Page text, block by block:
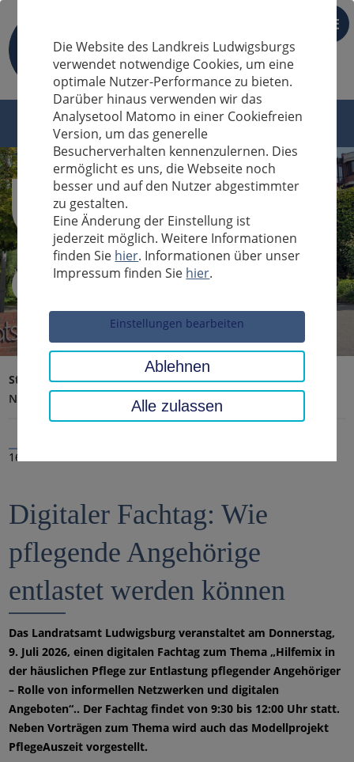
DE
Sucheingabe
Startseite Landratsamt, Landkreis
Aktuelles
Nachrichten
16.06.2026
Digitaler Fachtag: Wie
pflegende Angehörige
entlastet werden können
Das Landratsamt Ludwigsburg veranstaltet am Donnerstag,
9. Juli 2026, einen digitalen Fachtag zum Thema „Hilfemix in
der häuslichen Pflege zur Entlastung pflegender Angehöriger
– Rolle von informellen Netzwerken und digitalen
Angeboten“.. Der Fachtag findet von 9:30 bis 12:00 Uhr statt.
Neben Vorträgen zum Thema wird auch das Modellprojekt
PflegeAuszeit vorgestellt.
Die Website des Landkreis Ludwigsburgs
verwendet notwendige Cookies, um eine
optimale Nutzer-Performance zu bieten.
Darüber hinaus verwenden wir das
Analysetool Matomo in einer Cookiefreien
Version, um das generelle
Besucherverhalten kennenzulernen. Dies
ermöglicht es uns, die Webseite noch
besser und auf den Nutzer abgestimmter
zu gestalten.
Eine Änderung der Einstellung ist
jederzeit möglich. Weitere Informationen
finden Sie hier. Informationen über unser
Impressum finden Sie hier.
Einstellungen bearbeiten
Ablehnen
Alle zulassen